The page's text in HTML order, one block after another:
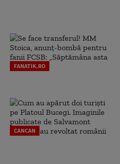
FANATIK.RO
CANCAN